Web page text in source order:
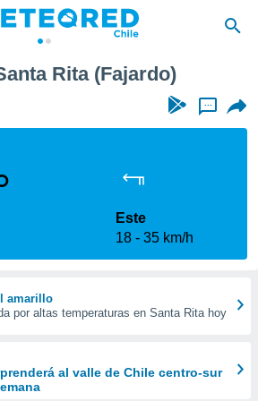
Rita (Fajardo)
...
Este
18
35 km/h
amarillo
por altas temperaturas en Santa Rita hoy
al valle de Chile centro-sur